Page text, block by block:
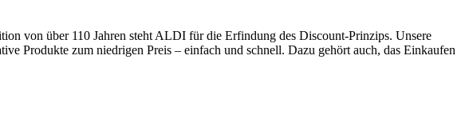
von über 110 Jahren steht ALDI für die Erfindung des Discount-Prinzips. Unsere
Produkte zum niedrigen Preis – einfach und schnell. Dazu gehört auch, das Einkaufen